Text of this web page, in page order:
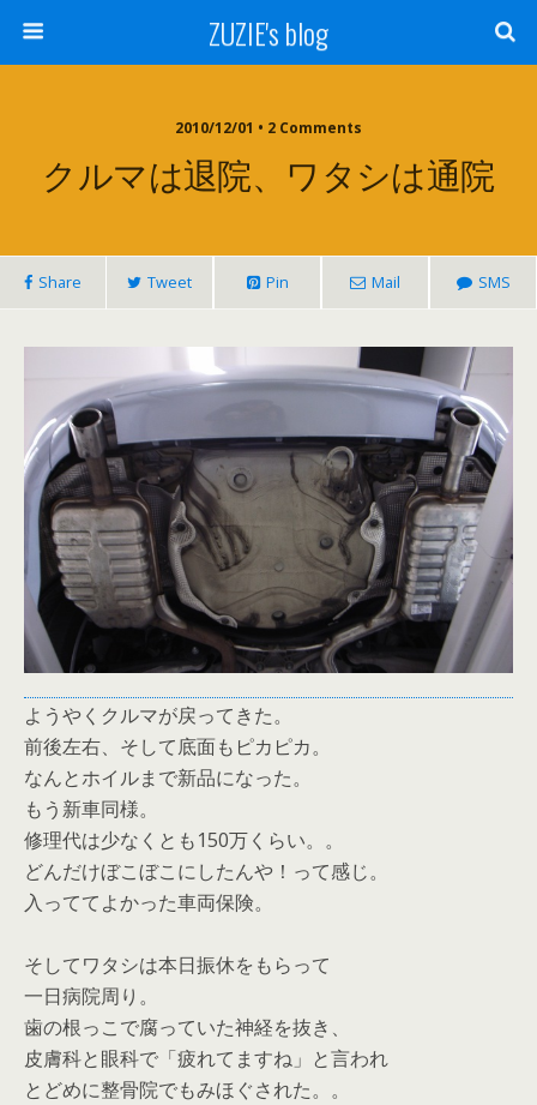
ZUZIE's blog
2010/12/01 • 2 Comments
クルマは退院、ワタシは通院
Share Tweet Pin Mail SMS
ようやくクルマが戻ってきた。
前後左右、そして底面もピカピカ。
なんとホイルまで新品になった。
もう新車同様。
修理代は少なくとも150万くらい。。
どんだけぼこぼこにしたんや！って感じ。
入っててよかった車両保険。
そしてワタシは本日振休をもらって
一日病院周り。
歯の根っこで腐っていた神経を抜き、
皮膚科と眼科で「疲れてますね」と言われ
とどめに整骨院でもみほぐされた。。